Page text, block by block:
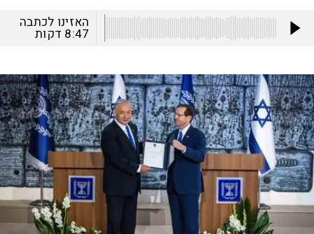
האזינו לכתבה
8:47 דקות